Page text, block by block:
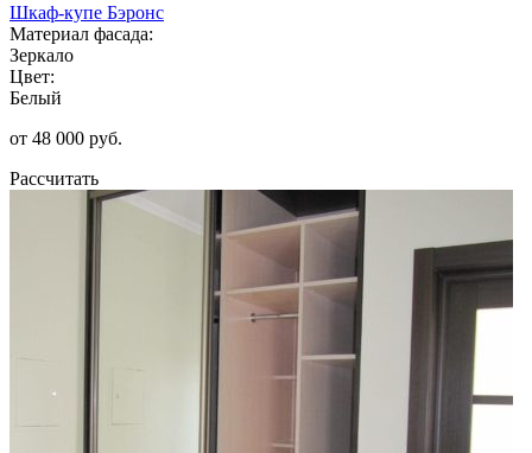
Шкаф-купе Бэронс
Материал фасада:
Зеркало
Цвет:
Белый
от 48 000 руб.
Рассчитать